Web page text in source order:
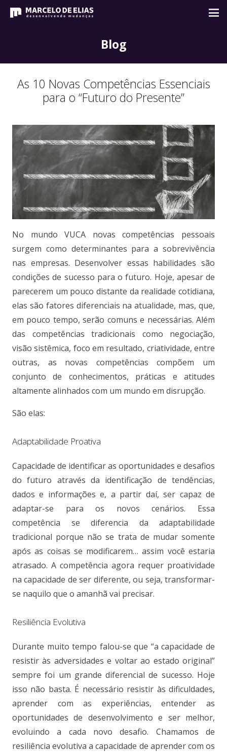
Blog
As 10 Novas Competências Essenciais
para o “Futuro do Presente”
No mundo VUCA novas competências pessoais
surgem como determinantes para a sobrevivência
nas empresas. Desenvolver essas habilidades são
condições de sucesso para o futuro. Hoje, apesar de
parecerem um pouco distante da realidade cotidiana,
elas são fatores diferenciais na atualidade, mas, que,
em pouco tempo, serão comuns e necessárias. Além
das competências tradicionais como negociação,
visão sistêmica, foco em resultado, criatividade, entre
outras, as novas competências compõem um
conjunto de conhecimentos, práticas e atitudes
altamente alinhados com um mundo em disrupção.
São elas:
Adaptabilidade Proativa
Capacidade de identificar as oportunidades e desafios
do futuro através da identificação de tendências,
dados e informações e, a partir daí, ser capaz de
adaptar-se para os novos cenários. Essa
competência se diferencia da adaptabilidade
tradicional porque não se trata de mudar somente
após as coisas se modificarem… assim você estaria
atrasado. A competência agora requer proatividade
na capacidade de ser diferente, ou seja, transformar-
se naquilo que o amanhã vai precisar.
Resiliência Evolutiva
Durante muito tempo falou-se que “a capacidade de
resistir às adversidades e voltar ao estado original”
sempre foi um grande diferencial de sucesso. Hoje
isso não basta. É necessário resistir às dificuldades,
aprender com as experiências, entender as
oportunidades de desenvolvimento e ser melhor,
evoluindo a cada novo desafio. Chamamos de
resiliência evolutiva a capacidade de aprender com os